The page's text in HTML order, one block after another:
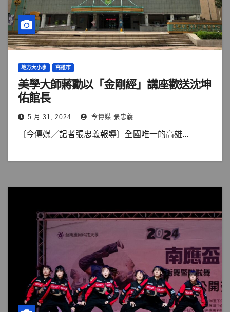
地方大小事 高雄市
美學大師蔣勳以「金剛經」講座歡送沈坤
佑館長
5 月 31, 2024 今傳媒 張忠義
〔今傳媒／記者張忠義報導〕全國唯一的高雄...